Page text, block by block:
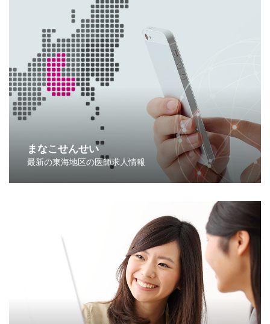
まなこせんせい
最新の東海地区の医師求人情報